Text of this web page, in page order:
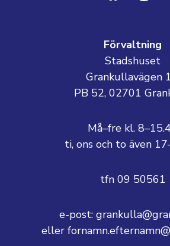
Förvaltning
Stadshuset
Grankullavägen
PB 52, 02701
Må–fre kl.
ti, ons och to även
tfn 09 50561
e-post:
eller